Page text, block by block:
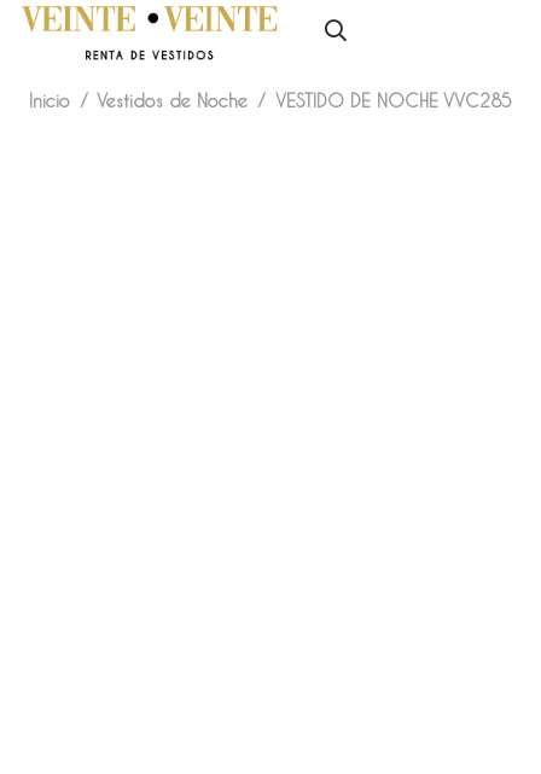
Inicio / Vestidos de Noche / VESTIDO DE NOCHE VVC285